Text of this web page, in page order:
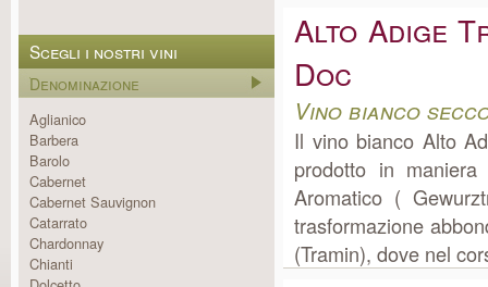
Scegli i nostri vini
Denominazione
Aglianico
Barbera
Barolo
Cabernet
Cabernet Sauvignon
Catarrato
Chardonnay
Chianti
Alto Adige
Doc
Vino bianco
Il vino bianco Alto
prodotto in
Aromatico (
trasformazione
(Tramin), dove nel